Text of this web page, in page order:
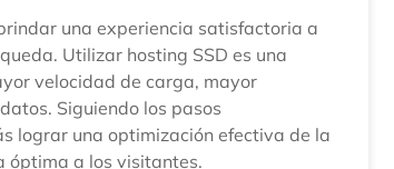
una experiencia satisfactoria a
Utilizar hosting SSD es una
velocidad de carga, mayor
Siguiendo los pasos
lograr una optimización efectiva de la
óptima a los visitantes.